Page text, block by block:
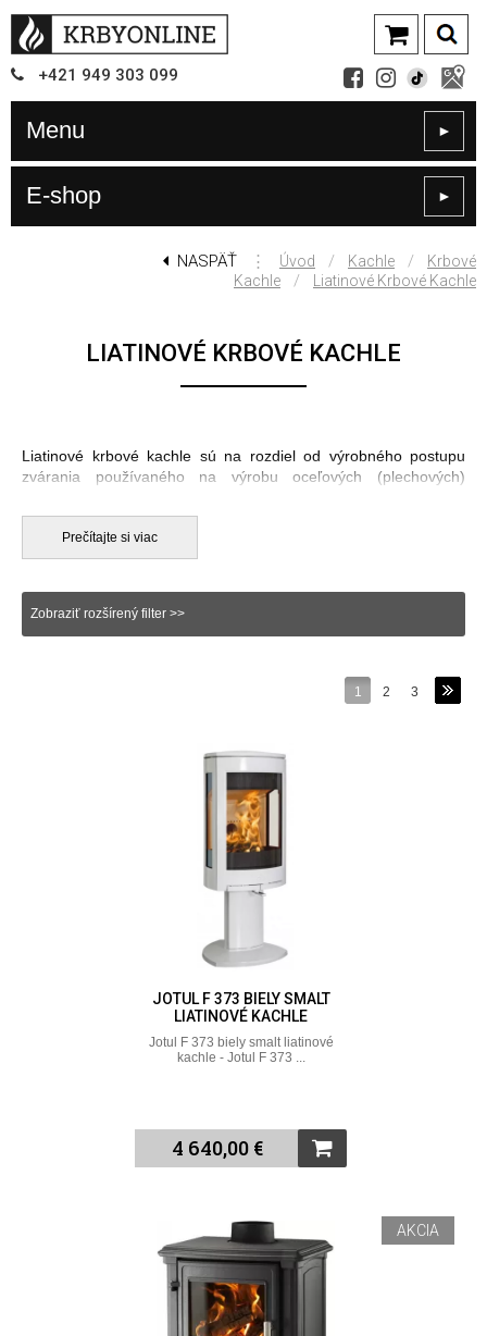
+421 949 303 099
Menu ►
E-shop ►
NASPÄŤ ⋮ Úvod / Kachle /
Krbové
Kachle
/ Liatinové Krbové Kachle
LIATINOVÉ KRBOVÉ KACHLE
Liatinové krbové kachle sú na rozdiel od výrobného postupu
zvárania používaného na výrobu oceľových (plechových)
nalieva do špeciálnych odliatkových foriem. Následne sa po
vychladnutí jednotlivé časti zmontujú do konečného tvaru
krbových kachlí. Liatinové krbové kachle na spaľovanie dreva,
nadmernom a opakovanom vystavení liatinového materiálu
extrémne vysokým teplotám sa liatina môže poškodiť a aj keď je
Liatinové krbové kachle, oproti plechovým kachliam disponujú aj
schopnosťou čiastočnej akumulácie, teda sú schopné získané
Prečítajte si viac
Zobraziť rozšírený filter >>
1 2 3
JOTUL F 373 BIELY SMALT
LIATINOVÉ KACHLE
Jotul F 373 biely smalt liatinové
kachle - Jotul F 373 ...
4 640,00 €
AKCIA